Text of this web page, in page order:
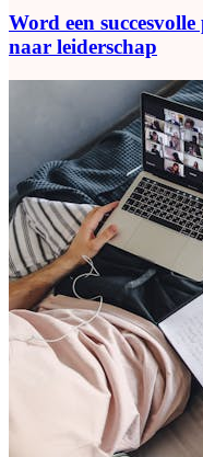
Word een
naar leiderschap